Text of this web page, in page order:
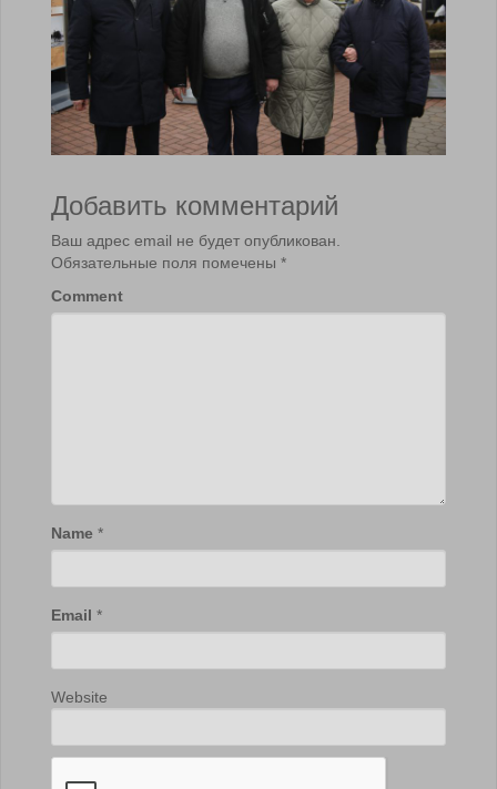
Добавить комментарий
Ваш адрес email не будет опубликован.
Обязательные поля помечены *
Comment
Name *
Email *
Website